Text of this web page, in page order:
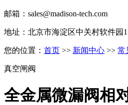
邮箱：sales@madison-tech.com
地址：北京市海淀区中关村软件园
您的位置： 首页 >> 新闻中心 >> 常
真空闸阀
全金属微漏阀相